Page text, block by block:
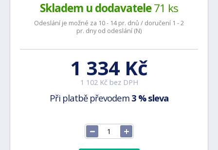
Skladem u dodavatele71 ks
Odeslání je možné za 10 - 14 pr. dnů / doručení 1 - 2
pr. dny od odeslání (N)
1 334 Kč
1 102 Kč bez DPH
Při platbě převodem 3 % sleva